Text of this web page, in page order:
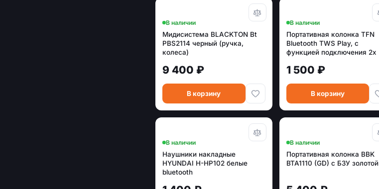
В наличии
Мидисистема BLACKTON Bt
PBS2114 черный (ручка,
колеса)
9 400 ₽
В корзину
В наличии
Портативная колонка TFN
Bluetooth TWS Play, c
функцией подключения 2х
устройству, черная (TFN-
1 500 ₽
В корзину
В наличии
Наушники накладные
HYUNDAI H-HP102 белые
bluetooth
В наличии
Портативная колонка BBK
BTA1110 (GD) с БЗУ золотой